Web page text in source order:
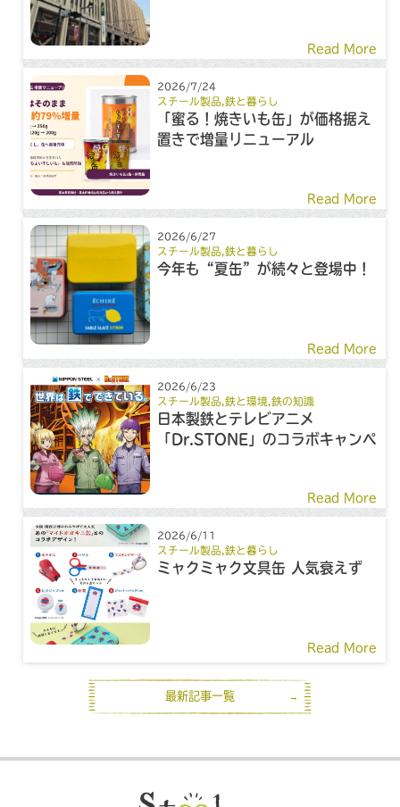
Read More
2026/7/24
スチール製品,鉄と暮らし
「蜜る！焼きいも缶」が価格据え
置きで増量リニューアル
Read More
2026/6/27
スチール製品 ,鉄と暮らし
今年も“夏缶”が続々と登場中！
Read More
2026/6/23
スチール製品 ,鉄と環境 ,鉄の知識
日本製鉄とテレビアニメ
「Dr.STONE」のコラボキャンペ
Read More
2026/6/11
スチール製品,鉄と暮らし
ミャクミャク文具缶 人気衰えず
Read More
最新記事一覧